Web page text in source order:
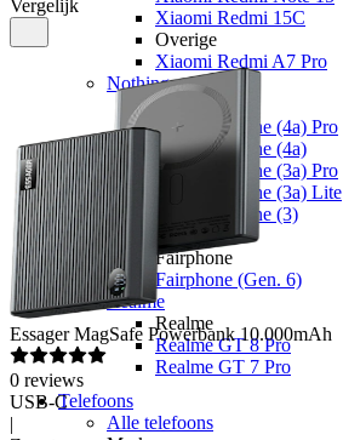
Xiaomi Redmi 15C
Overige
Xiaomi Redmi A7 Pro
Nothing
Nothing
Nothing Phone (4a) Pro
Nothing Phone (4a)
Nothing Phone (3a) Pro
Nothing Phone (3a) Lite
Nothing Phone (3)
Fairphone
Fairphone
Fairphone (Gen. 6)
Realme
Realme
Realme GT 8 Pro
Realme GT 7 Pro
Telefoons
Alle telefoons
Vergelijk
Essager MagSafe Powerbank 10.000mAh
0 reviews
USB-C
|